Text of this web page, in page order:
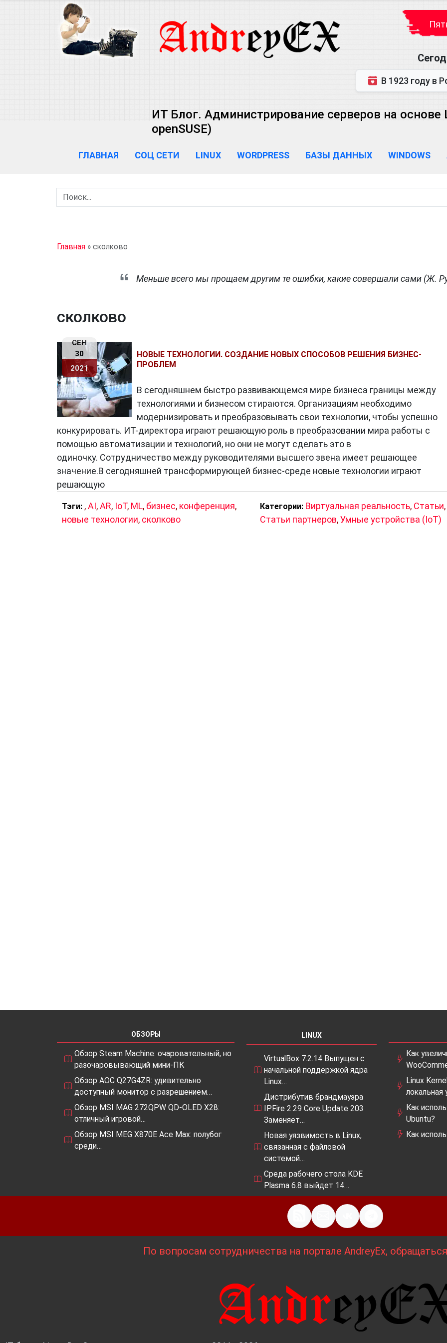
В 1923 году в Ростове-на-Дону
ИТ Блог. Администрирование серверов на основе
openSUSE)
ГЛАВНАЯ СОЦ СЕТИ LINUX WORDPRESS БАЗЫ ДАННЫХ WINDOWS
Главная » сколково
Меньше всего мы прощаем другим те ошибки, какие совершали сами (Ж.
сколково
СЕН
30
2021
НОВЫЕ ТЕХНОЛОГИИ. СОЗДАНИЕ НОВЫХ СПОСОБОВ РЕШЕНИЯ БИЗНЕС-
ПРОБЛЕМ
В сегодняшнем быстро развивающемся мире бизнеса границы между
технологиями и бизнесом стираются. Организациям необходимо
модернизировать и преобразовывать свои технологии, чтобы успешно
конкурировать. ИТ-директора играют решающую роль в преобразовании мира работы с
помощью автоматизации и технологий, но они не могут сделать это в
одиночку. Сотрудничество между руководителями высшего звена имеет решающее
значение.В сегодняшней трансформирующей бизнес-среде новые технологии играют
решающую
Тэги: ,AI,AR, IoT, ML, бизнес, конференция,
новые технологии, сколково
Категории: Виртуальная реальность, Статьи,
Статьи партнеров,Умные устройства (IoT)
ОБЗОРЫ
Обзор Steam Machine: очаровательный, но
разочаровывающий мини-ПК
Обзор AOC Q27G4ZR: удивительно
доступный монитор с разрешением…
Обзор MSI MAG 272QPW QD-OLED X28:
отличный игровой…
Обзор MSI MEG X870E Ace Max: полубог
среди…
LINUX
VirtualBox 7.2.14 Выпущен с
начальной поддержкой ядра
Linux…
Дистрибутив брандмауэра
IPFire 2.29 Core Update 203
Заменяет…
Новая уязвимость в Linux,
связанная с файловой
системой…
Среда рабочего стола KDE
Plasma 6.8 выйдет 14…
Как
Linux
Как
Ubuntu?
Как
По вопросам сотрудничества на портале AndreyEx,